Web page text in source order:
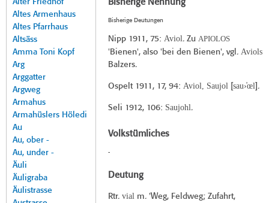
Alter Friedhof
Altes Armenhaus
Altes Pfarrhaus
Altsäss
Amma Toni Kopf
Arg
Arggatter
Argweg
Armahus
Armahüslers Höledi
Au
Au, ober -
Au, under -
Äuli
Äuligraba
Äulistrasse
Bisherige Nennung
Bisherige Deutungen
Nipp 1911 , 75: Aviol. Zu APIOLOS
'Bienen', also 'bei den Bienen', vgl. Aviols
Balzers.
Ospelt 1911 , 17, 94: Aviol, Saujol[ sau›̓œl].
Seli 1912, 106: Saujohl.
Volkstümliches
-
Deutung
Rtr. vialm. 'Weg, Feldweg; Zufahrt,